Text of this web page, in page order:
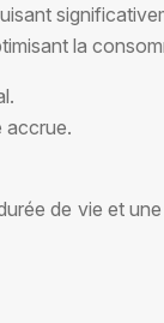
la
accrue.
de vie et